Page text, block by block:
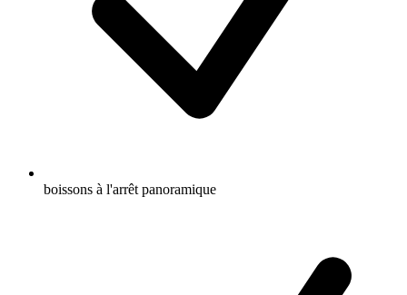
boissons à l'arrêt panoramique